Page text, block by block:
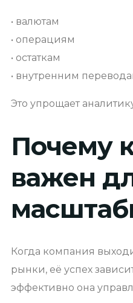
• валютам
• операциям
• остаткам
• внутренним
Это упрощает
Почему
важен
Когда компания
рынки, её успех
эффективно она